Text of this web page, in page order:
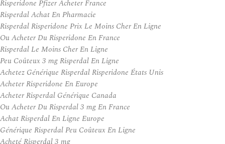
Risperidone Pfizer Acheter France
Risperdal Achat En Pharmacie
Risperdal Risperidone Prix Le Moins Cher En Ligne
Ou Acheter Du Risperidone En France
Risperdal Le Moins Cher En Ligne
Peu Coûteux 3 mg Risperdal En Ligne
Achetez Générique Risperdal Risperidone États Unis
Acheter Risperidone En Europe
Acheter Risperdal Générique Canada
Ou Acheter Du Risperdal 3 mg En France
Achat Risperdal En Ligne Europe
Générique Risperdal Peu Coûteux En Ligne